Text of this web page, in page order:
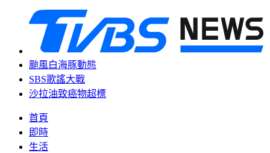
颱風白海豚動態
SBS歌謠大戰
沙拉油致癌物超標
首頁
即時
生活